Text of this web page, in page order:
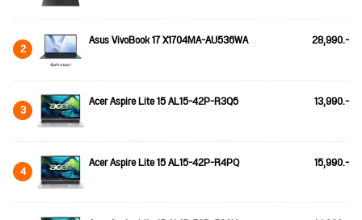
2 Asus VivoBook 17 X1704MA-AU536WA 28,990.-
3 Acer Aspire Lite 15 AL15-42P-R3Q5 13,990.-
4 Acer Aspire Lite 15 AL15-42P-R4PQ 15,990.-